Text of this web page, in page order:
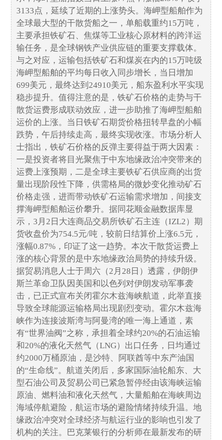
3133点，延续了近期的上涨势头。海岬型船舶作为
全球最大型的干散货船之一，单船载重约15万吨，
主要承担铁矿石、焦煤等工业核心原材料的跨洋运
输任务，是全球钢铁产业供应链的重要支撑载体。
与之对应，运输包括铁矿石和煤炭在内的15万吨级
海岬型船舶的平均每日收入同步增长，当日增加
699美元，最终达到24910美元，船东盈利水平实现
稳步提升。值得注意的是，铁矿石价格的走势与干
散货运费形成联动效应，进一步助推了海岬型船舶
运价的上涨。当日铁矿石期货价格扭转早盘的小幅
跌势，午后持续走高，最终实现收涨。市场分析人
士指出，铁矿石价格的反弹主要得益于两大因素：
一是投资者将目光聚焦于中东地缘政治冲突带来的
运费上涨预期，二是全球主要铁矿石供应商的出货
量出现阶段性下降，供需格局的微妙变化推动矿石
价格走强，进而带动铁矿石运输需求增加，间接支
撑海岬型船舶运价攀升。据同花顺金融数据库显
示，3月2日大连商品交易所铁矿石主连（IZL2）期
货收盘价为754.5元/吨，较前日结算价上涨6.5元，
涨幅0.87%，印证了这一趋势。本次干散货运费上
涨的核心背景的是中东地缘政治局势的持续升级。
据贸易消息人士于周六（2月28日）透露，伊朗伊
斯兰革命卫队因美国和以色列对伊朗发动军事袭
击，已正式宣布关闭霍尔木兹海峡航道，此举直接
导致全球能源运输格局出现剧烈变动。霍尔木兹海
峡作为连接波斯湾与阿曼湾的唯一海上通道，素
有“世界油阀”之称，承担着全球约20%的石油运输
和20%的液化天然气（LNG）出口任务，日均通过
约2000万桶原油，是沙特、阿联酋等中东产油国
的“生命线”。航道关闭后，多家国际油轮船东、大
型石油公司及贸易公司已紧急暂停经由该海峡运输
原油、燃料油和液化天然气，大量船舶在海峡周边
海域停航避险，航运市场的避险情绪持续升温。地
缘政治冲突对全球经济与航运行业的影响也引发了
机构的关注。巴克莱银行的分析师在最新发布的研